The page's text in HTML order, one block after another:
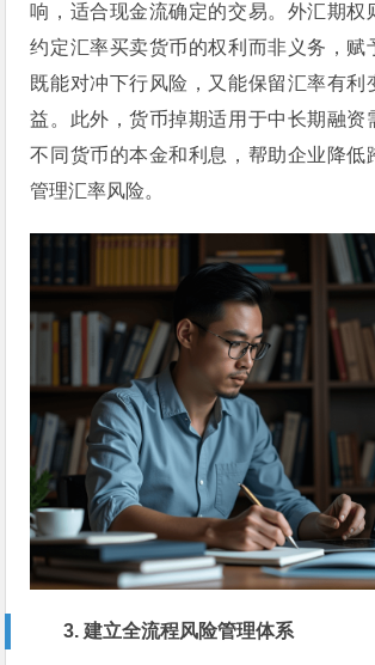
响，适合现金流确定的交易。外汇期权
约定汇率买卖货币的权利而非义务，赋
既能对冲下行风险，又能保留汇率有利
益。此外，货币掉期适用于中长期融资
不同货币的本金和利息，帮助企业降低
管理汇率风险。
3. 建立全流程风险管理体系